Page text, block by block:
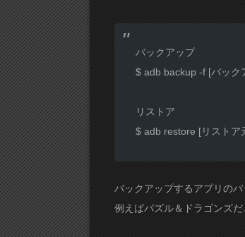
バックアップ
$ adb backup -f [バック
リストア
$ adb restore [リストア
バックアップするアプリの
例えばパズル＆ドラゴンズ